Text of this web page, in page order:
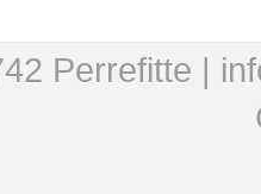
Perrefitte |